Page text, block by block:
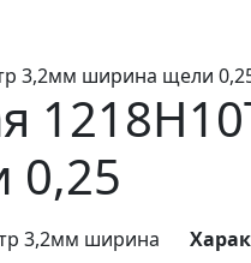
3,2мм ширина щели